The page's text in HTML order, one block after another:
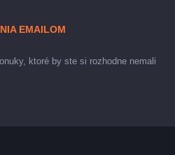
EMAILOM
ktoré by ste si rozhodne nemali